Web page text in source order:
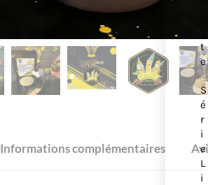
t
e
S
é
r
i
e
L
i
Informations complémentaires